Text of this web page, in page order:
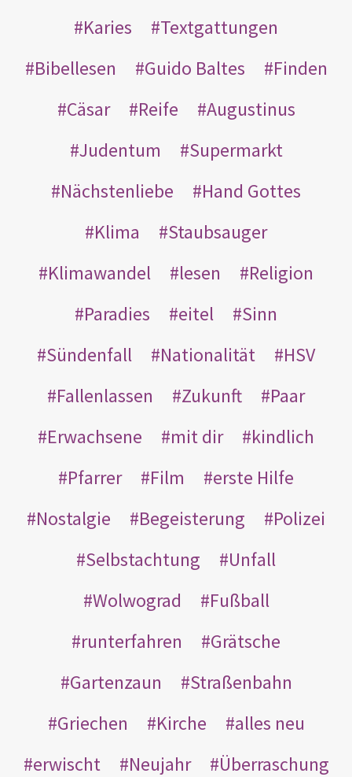
Karies
Textgattungen
Bibellesen
Guido Baltes
Finden
Cäsar
Reife
Augustinus
Judentum
Supermarkt
Nächstenliebe
Hand Gottes
Klima
Staubsauger
Klimawandel
lesen
Religion
Paradies
eitel
Sinn
Sündenfall
Nationalität
HSV
Fallenlassen
Zukunft
Paar
Erwachsene
mit dir
kindlich
Pfarrer
Film
erste Hilfe
Nostalgie
Begeisterung
Polizei
Selbstachtung
Unfall
Wolwograd
Fußball
runterfahren
Grätsche
Gartenzaun
Straßenbahn
Griechen
Kirche
alles neu
erwischt
Neujahr
Überraschung